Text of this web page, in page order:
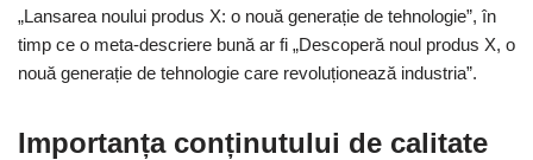
„Lansarea noului produs X: o nouă generație de tehnologie”, în
timp ce o meta-descriere bună ar fi „Descoperă noul produs X, o
nouă generație de tehnologie care revoluționează industria”.
Importanța conținutului de calitate